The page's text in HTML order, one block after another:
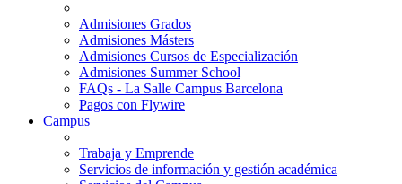
Admisiones Grados
Admisiones Másters
Admisiones Cursos de Especialización
Admisiones Summer School
FAQs - La Salle Campus Barcelona
Pagos con Flywire
Campus
Trabaja y Emprende
Servicios de información y gestión académica